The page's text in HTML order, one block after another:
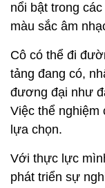
nổi bật trong
màu sắc âm
Cô có thể đi
tảng đang có,
đương đại như
Việc thể nghiệm
lựa chọn.
Với thực lực
phát triển sự